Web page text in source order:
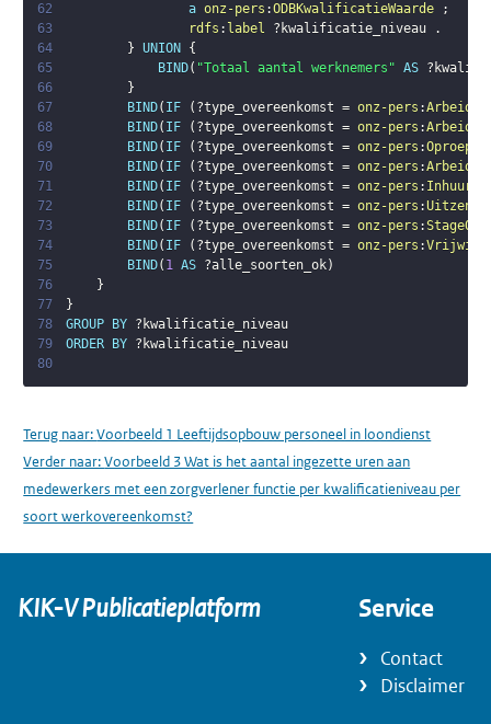
62
a onz-pers :ODBKwalificatieWaarde
;
63
rdfs : label ?kwalificatie_niveau
.
64
} UNION
{
65
BIND( "Totaal aantal werknemers" AS
66
}
67
BIND( IF ( ?type_overeenkomst = onz-pers :
68
BIND( IF ( ?type_overeenkomst = onz-pers :
69
BIND( IF ( ?type_overeenkomst = onz-pers :
70
BIND( IF ( ?type_overeenkomst = onz-pers :
71
BIND( IF ( ?type_overeenkomst = onz-pers :
72
BIND( IF ( ?type_overeenkomst = onz-pers :
73
BIND( IF ( ?type_overeenkomst = onz-pers :
74
BIND( IF ( ?type_overeenkomst = onz-pers :
75
BIND( 1 AS ?alle_soorten_ok)
76
}
77
}
78
GROUP BY ?kwalificatie_niveau
79
ORDER BY ?kwalificatie_niveau
80
Terug naar:Voorbeeld 1 Leeftijdsopbouw personeel in loondienst
Verder naar:Voorbeeld 3 Wat is het aantal ingezette uren aan
medewerkers met een zorgverlener functie per kwalificatieniveau per
soort werkovereenkomst?
KIK-V Publicatieplatform Service
Contact
Disclaimer